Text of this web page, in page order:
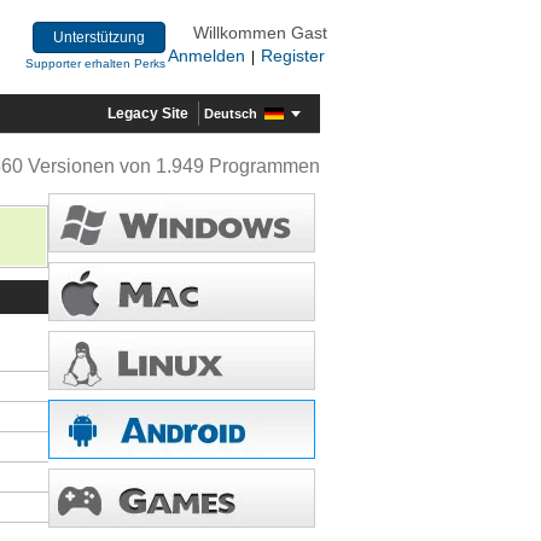
Unterstützung
Supporter erhalten Perks
Willkommen Gast
Anmelden
Register
Legacy Site Deutsch
Versionen von 1.949 Programmen